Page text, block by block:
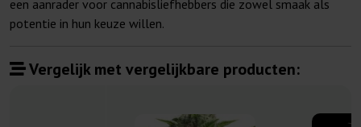
een aanrader voor cannabisliefhebbers die zowel smaak als
potentie in hun keuze willen.
Vergelijk met vergelijkbare producten: